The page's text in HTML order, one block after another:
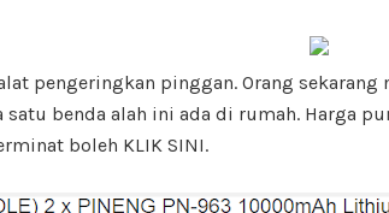
pengeringkan pinggan. Orang
satu benda alah ini ada di rumah. Harga
boleh KLIK SINI.